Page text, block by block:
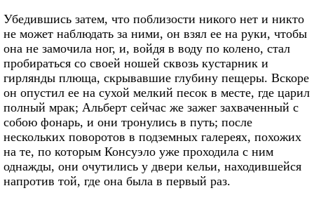
Убедившись затем, что поблизости никого нет и никто
не может наблюдать за ними, он взял ее на руки, чтобы
она не замочила ног, и, войдя в воду по колено, стал
пробираться со своей ношей сквозь кустарник и
гирлянды плюща, скрывавшие глубину пещеры. Вскоре
он опустил ее на сухой мелкий песок в месте, где царил
полный мрак; Альберт сейчас же зажег захваченный с
собою фонарь, и они тронулись в путь; после
нескольких поворотов в подземных галереях, похожих
на те, по которым Консуэло уже проходила с ним
однажды, они очутились у двери кельи, находившейся
напротив той, где она была в первый раз.